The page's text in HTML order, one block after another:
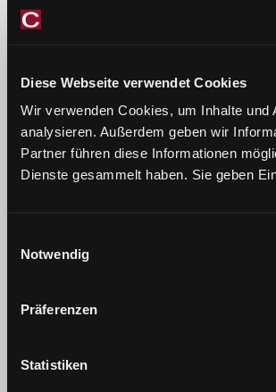
Diese Webseite verwendet Cookies
Wir verwenden Cookies, um Inhalte
analysieren. Außerdem geben wir
Partner führen diese Informationen
Dienste gesammelt haben. Sie geben
Notwendig
Präferenzen
Statistiken